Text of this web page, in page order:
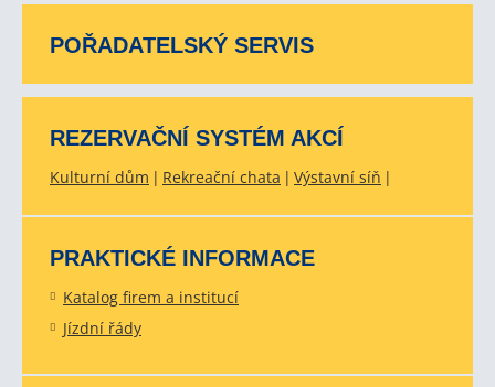
POŘADATELSKÝ SERVIS
REZERVAČNÍ SYSTÉM AKCÍ
Kulturní dům Rekreační chata Výstavní síň
PRAKTICKÉ INFORMACE
Katalog firem a institucí
Jízdní řády